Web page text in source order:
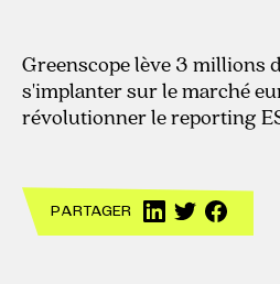
Greenscope lève 3 millions
s'implanter sur le marché
révolutionner le reporting
PARTAGER